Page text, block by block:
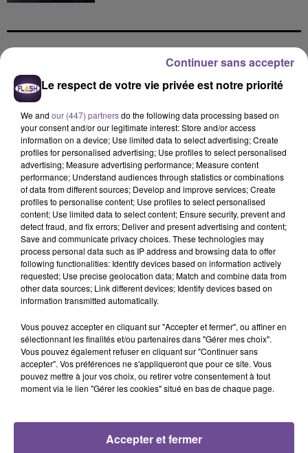
9h07
9h07
STROMAE
Tous Les Mêmes
9h04
9h04
SOUND OF LEGEND
San Francisco
8h57
8h57
Jay Z Et Alicia Keys
Empire State Of Mind
8h54
8h54
MYLES SMITH
Drive Safe
8h46
8h46
KATSEYE
Gabriela
8h43
8h43
METRO BOOMIN, THE
WEEKND, 21 SAVAGE
Creepin'
Cet élément est masqué compte-tenu du refus du
Le respect de votre vie privée est notre priorité
We and our (447) partnersdo the following data processing based on
your consent and/or our legitimate interest: Store and/or access
information on a device; Use limited data to select advertising; Create
profiles for personalised advertising; Use profiles to select personalised
advertising; Measure advertising performance; Measure content
performance; Understand audiences through statistics or combinations
of data from different sources; Develop and improve services; Create
profiles to personalise content; Use profiles to select personalised
content; Use limited data to select content; Ensure security, prevent and
detect fraud, and fix errors; Deliver and present advertising and content;
Save and communicate privacy choices. These technologies may
process personal data such as IP address and browsing data to offer
following functionalities: Identify devices based on information actively
requested; Use precise geolocation data; Match and combine data from
other data sources; Link different devices; Identify devices based on
information transmitted automatically.
Vous pouvez accepter en cliquant sur "Accepter et fermer", ou affiner en
sélectionnant les finalités et/ou partenaires dans "Gérer mes choix".
Vous pouvez également refuser en cliquant sur "Continuer sans
accepter". Vos préférences ne s'appliqueront que pour ce site. Vous
pouvez mettre à jour vos choix, ou retirer votre consentement à tout
moment via le lien "Gérer les cookies" situé en bas de chaque page.
Accepter et fermer
Continuer sans accepter